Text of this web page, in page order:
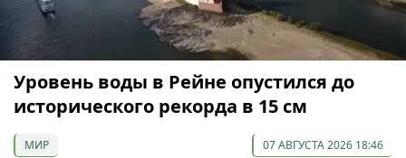
Уровень воды в Рейне опустился до
исторического рекорда в 15 см
МИР 07 АВГУСТА 2026 18:46